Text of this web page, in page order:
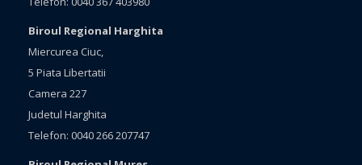
Biroul Regional Harghita
Miercurea Ciuc,
5 Piata Libertatii
Camera 227
Judetul Harghita
Telefon: 0040 266 207747